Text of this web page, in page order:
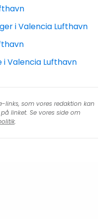
i Valencia Lufthavn
Valencia Lufthavn
links, som vores redaktion kan
linket. Se vores side om
.